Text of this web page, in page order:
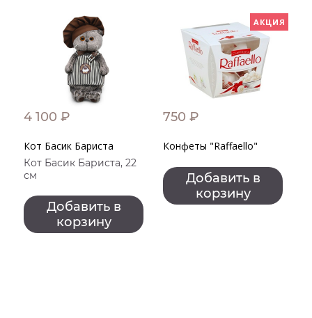
4 100 ₽
Кот Басик Бариста
Кот Басик Бариста, 22
см
Добавить в
корзину
АКЦИЯ
750 ₽
Конфеты "Raffaello"
Добавить в
корзину